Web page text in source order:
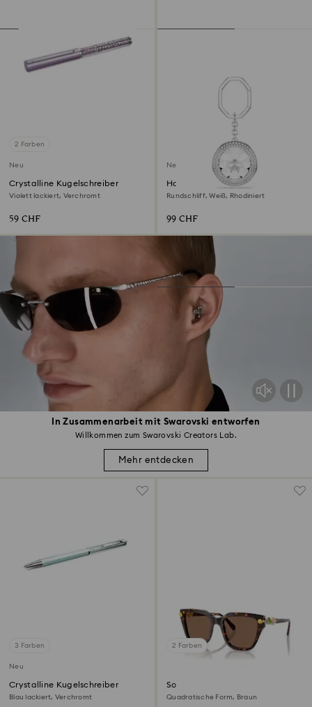
In Zusammenarbeit mit Swarovski entworfen
Willkommen zum Swarovski Creators Lab.
Mehr entdecken
2 Farben
Neu
Crystalline Kugelschreiber
Violett lackiert, Verchromt
59 CHF
Neu
Handtaschen-Charm
Rundschliff, Weiß, Rhodiniert
99 CHF
3 Farben
Neu
Crystalline Kugelschreiber
Blau lackiert, Verchromt
2 Farben
Sonnenbrille
Quadratische Form, Braun